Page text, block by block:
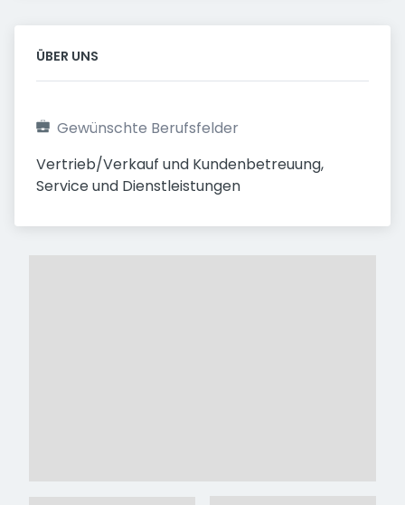
ÜBER UNS
Gewünschte Berufsfelder
Vertrieb/Verkauf und Kundenbetreuung,
Service und Dienstleistungen